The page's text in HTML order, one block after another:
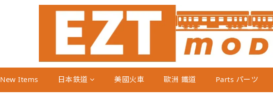
New Items 日本鉄道 美國火車 歐洲 鐵道 Parts パーツ